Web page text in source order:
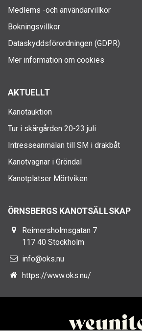
Medlems -och användarvillkor
Bokningsvillkor
Dataskyddsförordningen (GDPR)
Mer information om cookies
AKTUELLT
Kanotauktion
Tur i skärgården 20-23 juli
Intresseanmälan till SM i drakbåt
Kanotvagnar i Gröndal
Kanotplatser Mörtviken
ÖRNSBERGS KANOTSÄLLSKAP
Reimersholmsgatan 7
117 40 Stockholm
info@oks.nu
https://www.oks.nu/